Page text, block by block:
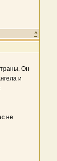
^
Он
и
не